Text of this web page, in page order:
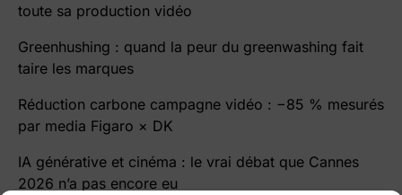
toute sa production vidéo
Greenhushing : quand la peur du greenwashing fait
taire les marques
Réduction carbone campagne vidéo : −85 % mesurés
par media Figaro × DK
IA générative et cinéma : le vrai débat que Cannes
2026 n’a pas encore eu